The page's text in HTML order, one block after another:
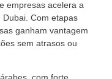
empresas acelera a
Com etapas
ganham vantagem
sem atrasos ou